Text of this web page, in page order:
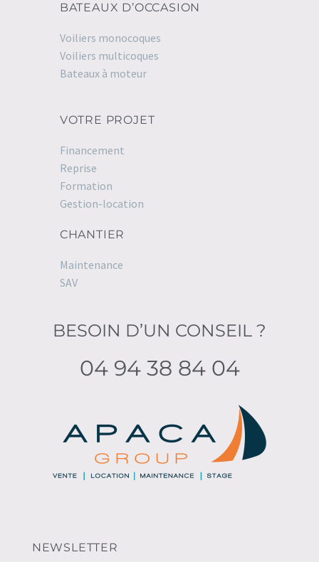
BATEAUX D’OCCASION
Voiliers monocoques
Voiliers multicoques
Bateaux à moteur
VOTRE PROJET
Financement
Reprise
Formation
Gestion-location
CHANTIER
Maintenance
SAV
BESOIN D’UN CONSEIL ?
04 94 38 84 04
NEWSLETTER